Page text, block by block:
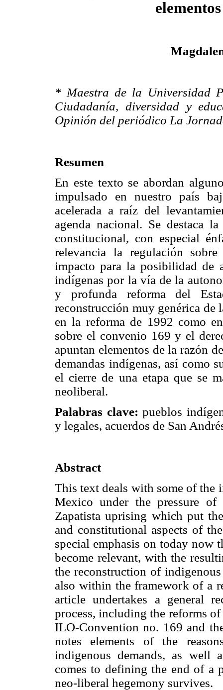
* Maestra de la Universidad
Ciudadanía, diversidad y
Opinión del periódico La
Resumen
En este texto se abordan
impulsado en nuestro país
acelerada a raíz del
agenda nacional. Se destaca
constitucional, con especial
relevancia la regulación
impacto para la posibilidad de
indígenas por la vía de la
y profunda reforma del
reconstrucción muy genérica de
en la reforma de 1992 como
sobre el convenio 169 y el
apuntan elementos de la razón
demandas indígenas, así como
el cierre de una etapa que se
neoliberal.
Palabras clave: pueblos
y legales, acuerdos de San
Abstract
This text deals with some of the
Mexico under the pressure of
Zapatista uprising which put
and constitutional aspects of
special emphasis on today now
become relevant, with the
the reconstruction of
also within the framework of a
article undertakes a general
process, including the reforms
ILO-Convention no. 169 and
notes elements of the
indigenous demands, as well
comes to defining the end of a
neo-liberal hegemony survives.